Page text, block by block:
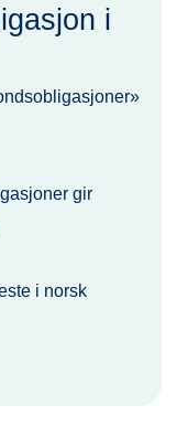
i
gir
i norsk